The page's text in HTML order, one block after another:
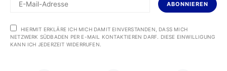
ABONNIEREN
HIERMIT ERKLÄRE ICH MICH DAMIT EINVERSTANDEN, DASS MICH
NETZWERK SÜDBADEN PER E-MAIL KONTAKTIEREN DARF. DIESE EINWILLIGUNG
KANN ICH JEDERZEIT WIDERRUFEN.